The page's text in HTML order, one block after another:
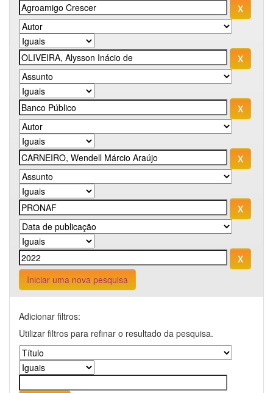
Iniciar uma nova pesquisa
Adicionar filtros:
Utilizar filtros para refinar o resultado da pesquisa.